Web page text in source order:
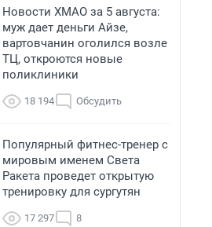
Новости ХМАО за 5 августа:
муж дает деньги Айзе,
вартовчанин оголился возле
ТЦ, откроются новые
поликлиники
18 194 Обсудить
Популярный фитнес-тренер с
мировым именем Света
Ракета проведет открытую
тренировку для сургутян
17 297 8